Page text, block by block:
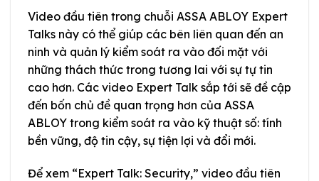
Video đầu tiên trong chuỗi ASSA ABLOY Expert
Talks này có thể giúp các bên liên quan đến an
ninh và quản lý kiểm soát ra vào đối mặt với
những thách thức trong tương lai với sự tự tin
cao hơn. Các video Expert Talk sắp tới sẽ đề cập
đến bốn chủ đề quan trọng hơn của ASSA
ABLOY trong kiểm soát ra vào kỹ thuật số: tính
bền vững, độ tin cậy, sự tiện lợi và đổi mới.
Để xem “Expert Talk: Security,” video đầu tiên